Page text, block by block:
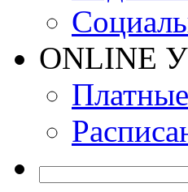
ONLINE